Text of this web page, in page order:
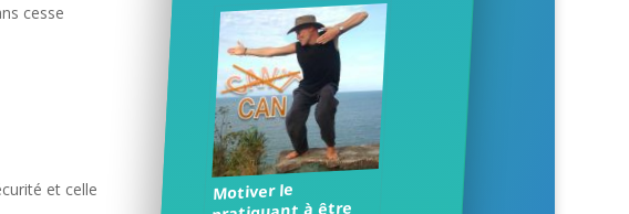
cesse
et celle
Motiver le